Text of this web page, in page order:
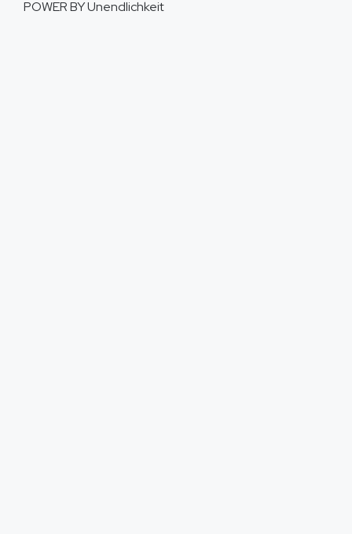
POWER BYUnendlichkeit